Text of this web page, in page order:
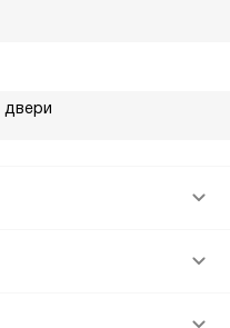
двери